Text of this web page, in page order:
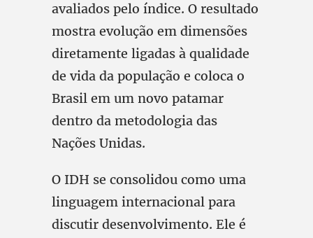
avaliados pelo índice. O resultado
mostra evolução em dimensões
diretamente ligadas à qualidade
de vida da população e coloca o
Brasil em um novo patamar
dentro da metodologia das
Nações Unidas.
O IDH se consolidou como uma
linguagem internacional para
discutir desenvolvimento. Ele é